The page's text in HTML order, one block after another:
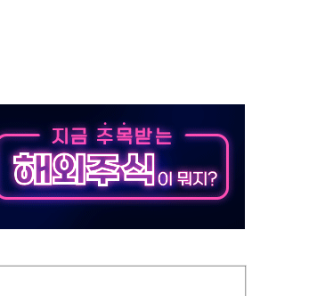
선 직격탄' 우려
포